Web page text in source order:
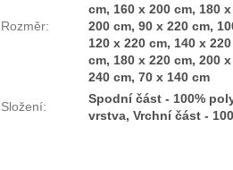
Rozměr:
cm, 160 x 200 cm, 180
200 cm, 90 x 220 cm,
120 x 220 cm, 140 x
cm, 180 x 220 cm, 200
240 cm, 70 x 140 cm
Složení:
Spodní část - 100%
vrstva, Vrchní část -